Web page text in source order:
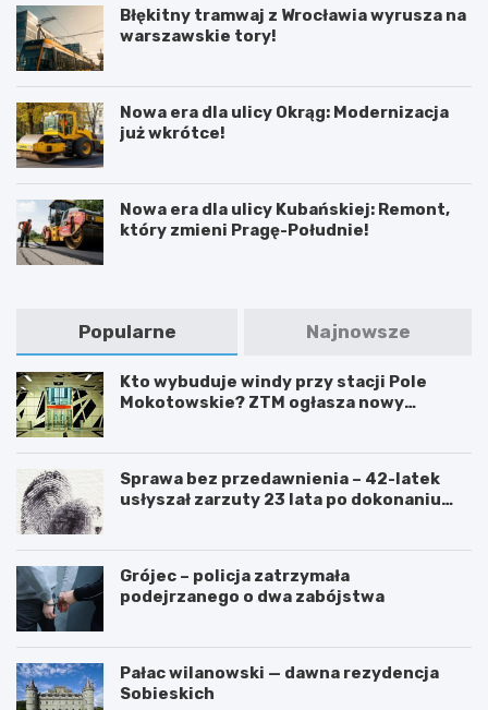
Błękitny tramwaj z Wrocławia wyrusza na
warszawskie tory!
Nowa era dla ulicy Okrąg: Modernizacja
już wkrótce!
Nowa era dla ulicy Kubańskiej: Remont,
który zmieni Pragę-Południe!
Popularne Najnowsze
Kto wybuduje windy przy stacji Pole
Mokotowskie? ZTM ogłasza nowy
Sprawa bez przedawnienia – 42-latek
usłyszał zarzuty 23 lata po dokonaniu
Grójec – policja zatrzymała
podejrzanego o dwa zabójstwa
Pałac wilanowski — dawna rezydencja
Sobieskich